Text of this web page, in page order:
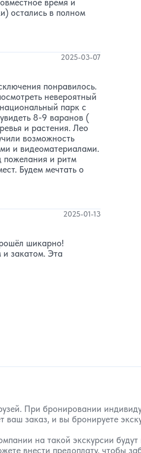
время и
остались в полном
2025-03-07
понравилось.
невероятный
парк с
8-9 варанов (
и растения. Лео
возможность
и видеоматериалами.
пожелания и ритм
Будем мечтать о
2025-01-13
шикарно!
закатом. Эта
При бронировании
заказ, и вы бронируете
на такой экскурсии
внести предоплату, чтобы